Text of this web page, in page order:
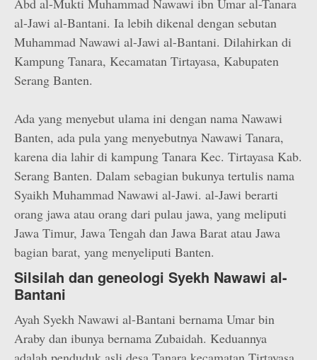
Abd al-Mukti Muhammad Nawawi ibn Umar al-Tanara
al-Jawi al-Bantani. Ia lebih dikenal dengan sebutan
Muhammad Nawawi al-Jawi al-Bantani. Dilahirkan di
Kampung Tanara, Kecamatan Tirtayasa, Kabupaten
Serang Banten.
Ada yang menyebut ulama ini dengan nama Nawawi
Banten, ada pula yang menyebutnya Nawawi Tanara,
karena dia lahir di kampung Tanara Kec. Tirtayasa Kab.
Serang Banten. Dalam sebagian bukunya tertulis nama
Syaikh Muhammad Nawawi al-Jawi. al-Jawi berarti
orang jawa atau orang dari pulau jawa, yang meliputi
Jawa Timur, Jawa Tengah dan Jawa Barat atau Jawa
bagian barat, yang menyeliputi Banten.
Silsilah dan geneologi Syekh Nawawi al-
Bantani
Ayah Syekh Nawawi al-Bantani bernama Umar bin
Araby dan ibunya bernama Zubaidah. Keduannya